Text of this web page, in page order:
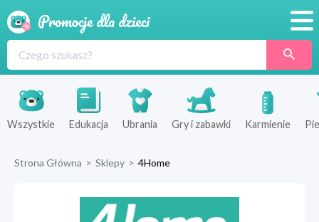
Produkty
Sklepy
Wszystkie Edukacja Ubrania Gry i zabawki Karmienie
Strona Główna > Sklepy > 4Home